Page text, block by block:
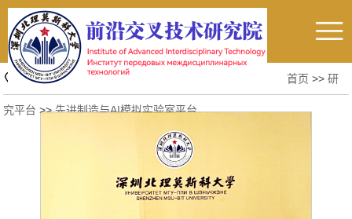
首页 >> 研
究平台 >>先进制造与AI模拟实验室平台